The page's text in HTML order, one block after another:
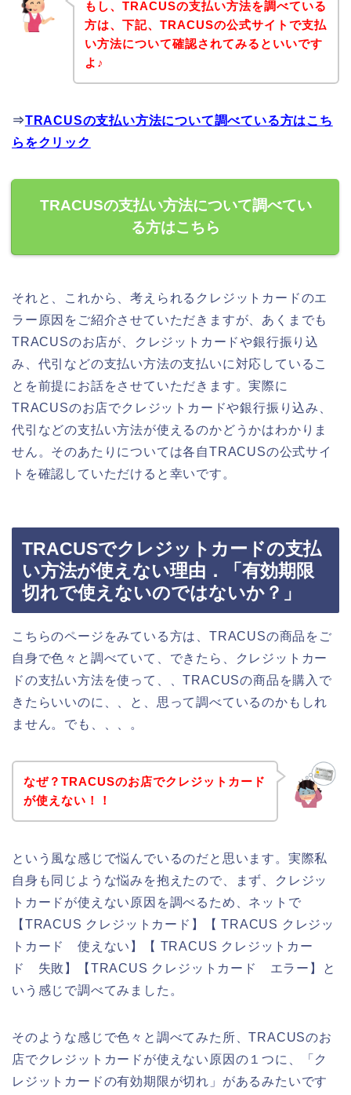
もし、TRACUSの支払い方法を調べている
方は、下記、TRACUSの公式サイトで支払
い方法について確認されてみるといいです
よ♪
⇒TRACUSの支払い方法について調べている方はこち
らをクリック
TRACUSの支払い方法について調べてい
る方はこちら
それと、これから、考えられるクレジットカードのエ
ラー原因をご紹介させていただきますが、あくまでも
TRACUSのお店が、クレジットカードや銀行振り込
み、代引などの支払い方法の支払いに対応しているこ
とを前提にお話をさせていただきます。実際に
TRACUSのお店でクレジットカードや銀行振り込み、
代引などの支払い方法が使えるのかどうかはわかりま
せん。そのあたりについては各自TRACUSの公式サイ
トを確認していただけると幸いです。
TRACUSでクレジットカードの支払
い方法が使えない理由．「有効期限
切れで使えないのではないか？」
こちらのページをみている方は、TRACUSの商品をご
自身で色々と調べていて、できたら、クレジットカー
ドの支払い方法を使って、、TRACUSの商品を購入で
きたらいいのに、、と、思って調べているのかもしれ
ません。でも、、、。
なぜ？TRACUSのお店でクレジットカード
が使えない！！
という風な感じで悩んでいるのだと思います。実際私
自身も同じような悩みを抱えたので、まず、クレジッ
トカードが使えない原因を調べるため、ネットで
【TRACUS クレジットカード】【 TRACUS クレジッ
トカード 使えない】【 TRACUS クレジットカー
ド 失敗】【TRACUS クレジットカード エラー】と
いう感じで調べてみました。
そのような感じで色々と調べてみた所、TRACUSのお
店でクレジットカードが使えない原因の１つに、「ク
レジットカードの有効期限が切れ」があるみたいです